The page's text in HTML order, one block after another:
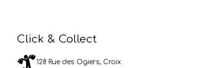
Click & Collect
128 Rue des Ogiers, Croix